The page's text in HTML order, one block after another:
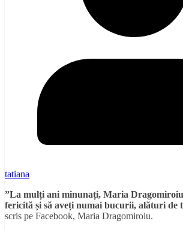
tatiana
”La mulți ani minunați, Maria
fericită și să aveți numai bucurii, alături de
scris pe Facebook, Maria Dragomiroiu.